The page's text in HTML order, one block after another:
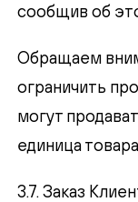
сообщив об
Обращаем
ограничить
могут
единица
3.7. Заказ